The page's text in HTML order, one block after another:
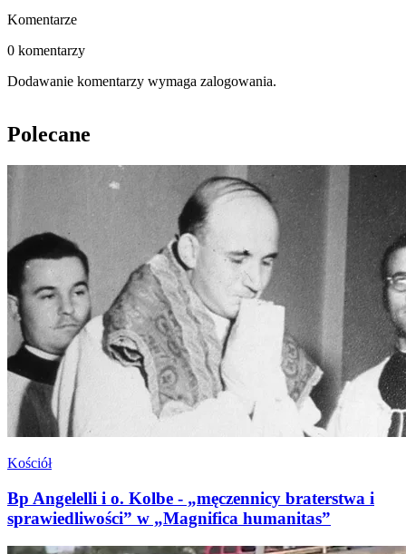
Komentarze
0 komentarzy
Dodawanie komentarzy wymaga zalogowania.
Polecane
Kościół
Bp Angelelli i o. Kolbe - „męczennicy braterstwa i
sprawiedliwości” w „Magnifica humanitas”